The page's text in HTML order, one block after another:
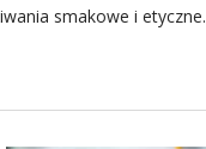
smakowe i etyczne.